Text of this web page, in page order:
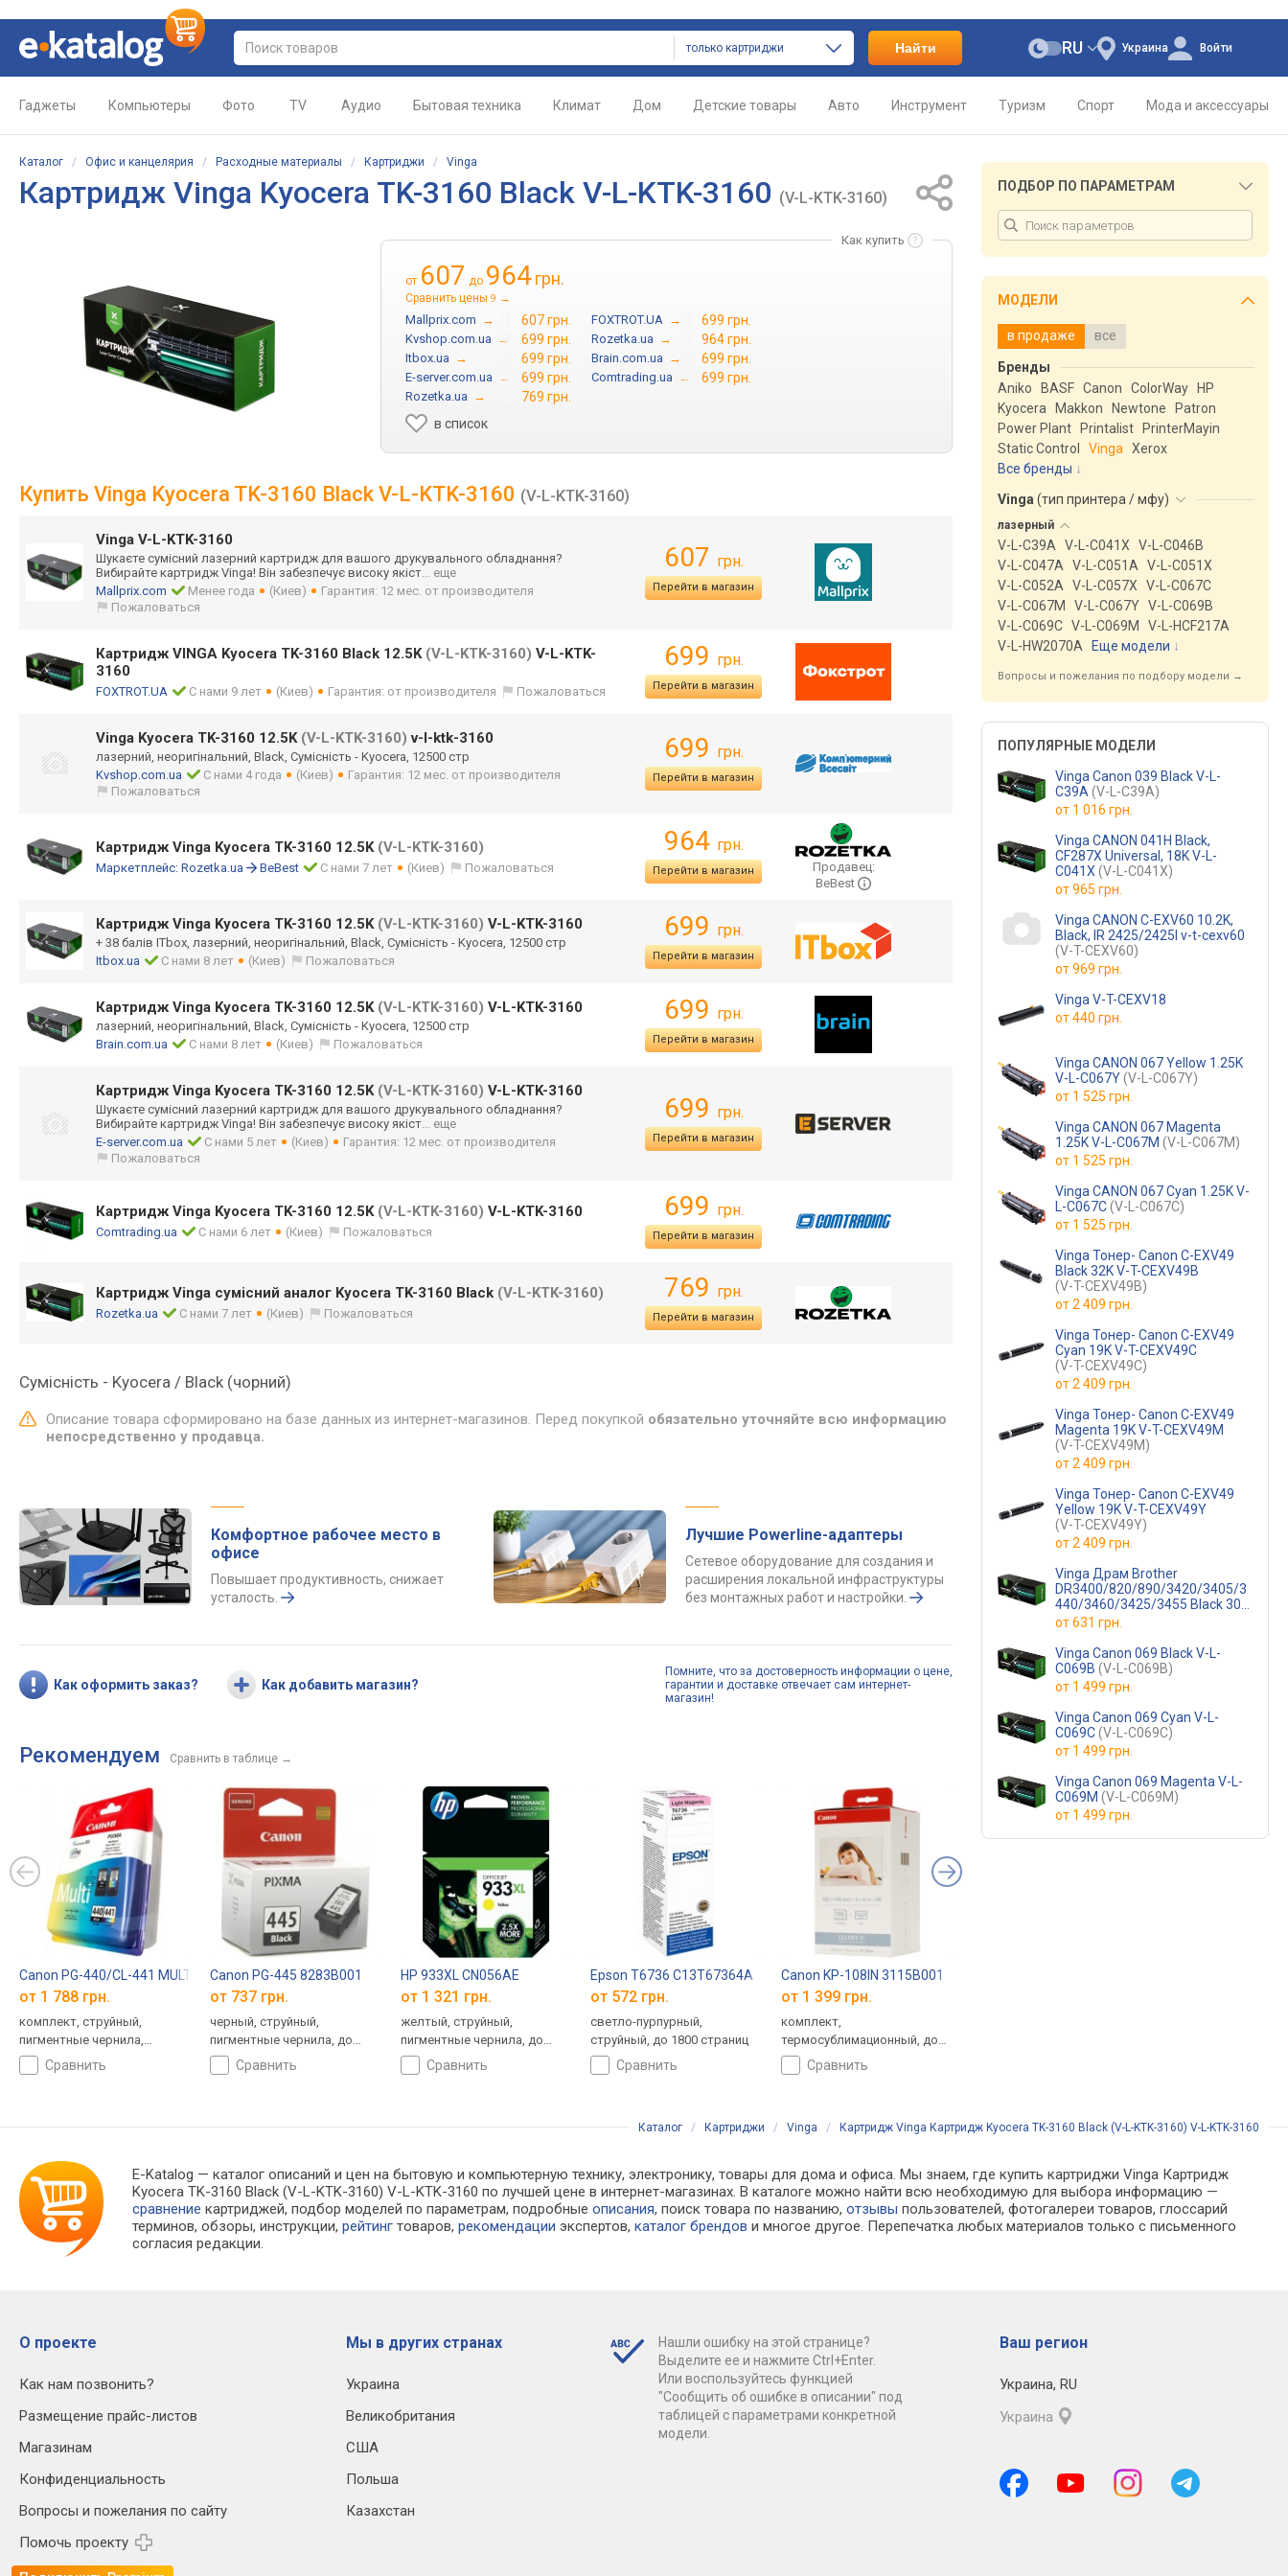
только картриджи Найти Украина
RU Войти
Гаджеты Компьютеры Фото TV Аудио Бытовая техника Климат Дом Детские товары Авто Инструмент Туризм Спорт Мода и аксессуары
Каталог / Офис и канцелярия / Расходные материалы / Картриджи / Vinga
Картридж Vinga Kyocera TK-3160 Black V-L-KTK-3160 (V-L-KTK-3160)
Как купить
от 607 до 964грн.
Сравнить цены 9 →
Mallprix.com → 607 грн. FOXTROT.UA → 699 грн.
Kvshop.com.ua → 699 грн. Rozetka.ua → 964 грн.
Itbox.ua → 699 грн. Brain.com.ua → 699 грн.
E-server.com.ua → 699 грн. Comtrading.ua → 699 грн.
Rozetka.ua →
769 грн.
в список
Купить Vinga Kyocera TK-3160 Black V-L-KTK-3160 (V-L-KTK-3160)
Vinga V-L-KTK-3160
Шукаєте сумісний лазерний картридж для вашого друкувального обладнання?
Вибирайте картридж Vinga! Він забезпечує високу якіст... еще
Mallprix.com
Менее года (Киев)
Гарантия: 12 мес. от производителя
Пожаловаться
607 грн.
Перейти в магазин
Картридж VINGA Kyocera TK-3160 Black 12.5K (V-L-KTK-3160) V-L-KTK-
3160
FOXTROT.UA С нами 9 лет (Киев) Гарантия: от производителя Пожаловаться
699 грн.
Перейти в магазин
Vinga Kyocera TK-3160 12.5K (V-L-KTK-3160) v-l-ktk-3160
лазерний, неоригінальний, Black, Сумісність - Kyocera, 12500 стр
Kvshop.com.ua
С нами 4 года (Киев)
Гарантия: 12 мес. от производителя
Пожаловаться
699 грн.
Перейти в магазин
Картридж Vinga Kyocera TK-3160 12.5K (V-L-KTK-3160)
Маркетплейс: Rozetka.ua BeBest С нами 7 лет (Киев) Пожаловаться
964 грн.
Перейти в магазин
Продавец:
BeBest
Картридж Vinga Kyocera TK-3160 12.5K (V-L-KTK-3160) V-L-KTK-3160
+ 38 балів ITbox, лазерний, неоригінальний, Black, Сумісність - Kyocera, 12500 стр
Itbox.ua
С нами 8 лет (Киев) Пожаловаться
699 грн.
Перейти в магазин
Картридж Vinga Kyocera TK-3160 12.5K (V-L-KTK-3160) V-L-KTK-3160
лазерний, неоригінальний, Black, Сумісність - Kyocera, 12500 стр
Brain.com.ua
С нами 8 лет (Киев) Пожаловаться
699 грн.
Перейти в магазин
Картридж Vinga Kyocera TK-3160 12.5K (V-L-KTK-3160) V-L-KTK-3160
Шукаєте сумісний лазерний картридж для вашого друкувального обладнання?
Вибирайте картридж Vinga! Він забезпечує високу якіст... еще
E-server.com.ua
С нами 5 лет (Киев)
Гарантия: 12 мес. от производителя
Пожаловаться
699 грн.
Перейти в магазин
Картридж Vinga Kyocera TK-3160 12.5K (V-L-KTK-3160) V-L-KTK-3160
Comtrading.ua С нами 6 лет (Киев) Пожаловаться
699 грн.
Перейти в магазин
Картридж Vinga сумісний аналог Kyocera TK-3160 Black (V-L-KTK-3160)
Rozetka.ua С нами 7 лет (Киев) Пожаловаться
769 грн.
Перейти в магазин
Сумісність - Kyocera / Black (чорний)
Описание товара сформировано на базе данных из интернет-магазинов. Перед покупкой обязательно уточняйте всю информацию
непосредственно у продавца.
Комфортное рабочее место в
офисе
Повышает продуктивность, снижает
усталость.
Лучшие Powerline-адаптеры
Сетевое оборудование для создания и
расширения локальной инфраструктуры
без монтажных работ и настройки.
Как оформить заказ? Как добавить магазин?
Помните, что за достоверность информации о цене,
гарантии и доставке отвечает сам интернет-
магазин!
Рекомендуем Сравнить в таблице →
Canon PG-440/CL-441 MULTI 5219B005
от 1 788 грн.
комплект, струйный,
пигментные чернила,
водорастворимые чернила,
до 360 страниц
сравнить
Canon PG-445 8283B001
от 737 грн.
черный, струйный,
пигментные чернила, до
180 страниц
сравнить
HP 933XL CN056AE
от 1 321 грн.
желтый, струйный,
пигментные чернила, до
825 страниц, объем: 9 мл
сравнить
Epson T6736 C13T67364A
от 572 грн.
светло-пурпурный,
струйный, до 1800 страниц
сравнить
Canon KP-108IN 3115B001
от 1 399 грн.
комплект,
термосублимационный, до
108 страниц
сравнить
ПОДБОР ПО ПАРАМЕТРАМ
МОДЕЛИ
в продаже все
Бренды
Aniko
BASF Canon ColorWay
HP
Kyocera
Makkon Newtone
Patron
Power Plant
Printalist
PrinterMayin
Static Control
Vinga
Xerox
Все бренды
Vinga (тип принтера / мфу)
лазерный
V-L-C39A V-L-C041X
V-L-C046B
V-L-C047A
V-L-C051A
V-L-C051X
V-L-C052A
V-L-C057X
V-L-C067C
V-L-C067M
V-L-C067Y V-L-C069B
V-L-C069C V-L-C069M
V-L-HCF217A
V-L-HW2070A
Еще модели ↓
Вопросы и пожелания по подбору модели →
ПОПУЛЯРНЫЕ МОДЕЛИ
Vinga Canon 039 Black V-L-
C39A (V-L-C39A)
от 1 016 грн.
Vinga CANON 041H Black,
CF287X Universal, 18K V-L-
C041X (V-L-C041X)
от965 грн.
Vinga CANON C-EXV60 10.2K,
Black, IR 2425/2425I v-t-cexv60
(V-T-CEXV60)
от969 грн.
Vinga V-T-CEXV18
от440 грн.
Vinga CANON 067 Yellow 1.25K
V-L-C067Y(V-L-C067Y)
от 1 525 грн.
Vinga CANON 067 Magenta
1.25K V-L-C067M (V-L-C067M)
от 1 525 грн.
Vinga CANON 067 Cyan 1.25K V-
L-C067C(V-L-C067C)
от 1 525 грн.
Vinga Тонер- Canon C-EXV49
Black 32K V-T-CEXV49B
(V-T-CEXV49B)
от2 409 грн.
Vinga Тонер- Canon C-EXV49
Cyan 19K V-T-CEXV49C
(V-T-CEXV49C)
от2 409 грн.
Vinga Тонер- Canon C-EXV49
Magenta 19K V-T-CEXV49M
(V-T-CEXV49M)
от2 409 грн.
Vinga Тонер- Canon C-EXV49
Yellow 19K V-T-CEXV49Y
(V-T-CEXV49Y)
от2 409 грн.
Vinga Драм Brother
DR3400/820/890/3420/3405/3
440/3460/3425/3455 Black 30K
V-DR-B3400
от631 грн.
Vinga Canon 069 Black V-L-
C069B (V-L-C069B)
от 1 499 грн.
Vinga Canon 069 Cyan V-L-
C069C(V-L-C069C)
от 1 499 грн.
Vinga Canon 069 Magenta V-L-
C069M (V-L-C069M)
от 1 499 грн.
Каталог / Картриджи / Vinga / Картридж Vinga Картридж Kyocera TK-3160 Black (V-L-KTK-3160) V-L-KTK-3160
E-Katalog — каталог описаний и цен на бытовую и компьютерную технику, электронику, товары для дома и офиса. Мы знаем, где купить картриджи Vinga Картридж
Kyocera TK-3160 Black (V-L-KTK-3160) V-L-KTK-3160 по лучшей цене в интернет-магазинах. В каталоге можно найти всю необходимую для выбора информацию —
сравнение картриджей, подбор моделей по параметрам, подробныеописания, поиск товара по названию,отзывы пользователей, фотогалереи товаров, глоссарий
терминов, обзоры, инструкции,рейтинг товаров,рекомендации экспертов,каталог брендов и многое другое. Перепечатка любых материалов только с письменного
согласия редакции.
О проекте
Как нам позвонить?
Размещение прайс-листов
Магазинам
Конфиденциальность
Вопросы и пожелания по сайту
Помочь проекту
Мы в других странах
Украина
Великобритания
США
Польша
Казахстан
Нашли ошибку на этой странице?
Выделите ее и нажмите Ctrl+Enter.
Или воспользуйтесь функцией
"Сообщить об ошибке в описании" под
таблицей с параметрами конкретной
модели.
Ваш регион
Украина, RU
Украина